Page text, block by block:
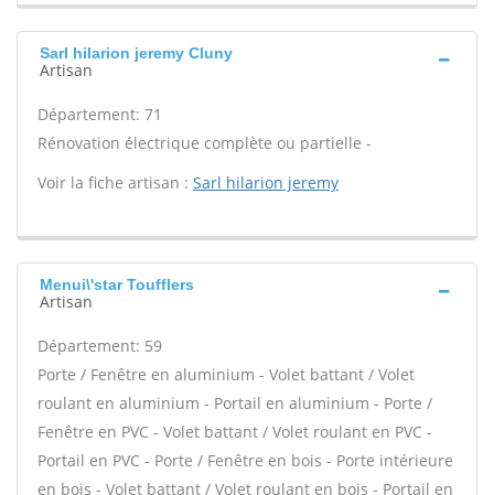
Sarl hilarion jeremy Cluny
Artisan
Département: 71
Rénovation électrique complète ou partielle -
Voir la fiche artisan : Sarl hilarion jeremy
Menui\'star Toufflers
Artisan
Département: 59
Porte / Fenêtre en aluminium - Volet battant / Volet
roulant en aluminium - Portail en aluminium - Porte /
Fenêtre en PVC - Volet battant / Volet roulant en PVC -
Portail en PVC - Porte / Fenêtre en bois - Porte intérieure
en bois - Volet battant / Volet roulant en bois - Portail en